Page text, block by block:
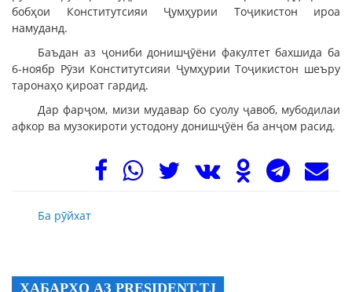
бобҳои Конститутсияи Ҷумҳурии Тоҷикистон ироа
намуданд.
Баъдан аз ҷониби донишҷӯёни факултет бахшида ба
6-ноябр Рӯзи Конститутсияи Ҷумҳурии Тоҷикистон шеъру
таронаҳо қироат гардид.
Дар фарҷом, мизи мудавар бо суолу ҷавоб, мубодилаи
афкор ва музокироти устодону донишҷӯён ба анҷом расид.
Ба рӯйхат
ХАБАРҲО АЗ PRESIDENT.TJ